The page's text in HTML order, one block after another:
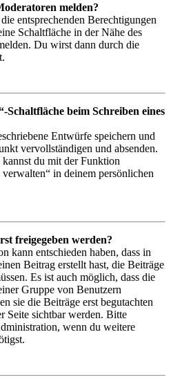
melden?
entsprechenden Berechtigungen
Schaltfläche in der Nähe des
Du wirst dann durch die
Schaltfläche beim Schreiben eines
Entwürfe speichern und
vervollständigen und absenden.
du mit der Funktion
in deinem persönlichen
freigegeben werden?
kann entschieden haben, dass in
Beitrag erstellt hast, die Beiträge
Es ist auch möglich, dass die
Gruppe von Benutzern
sie die Beiträge erst begutachten
Seite sichtbar werden. Bitte
wenn du weitere